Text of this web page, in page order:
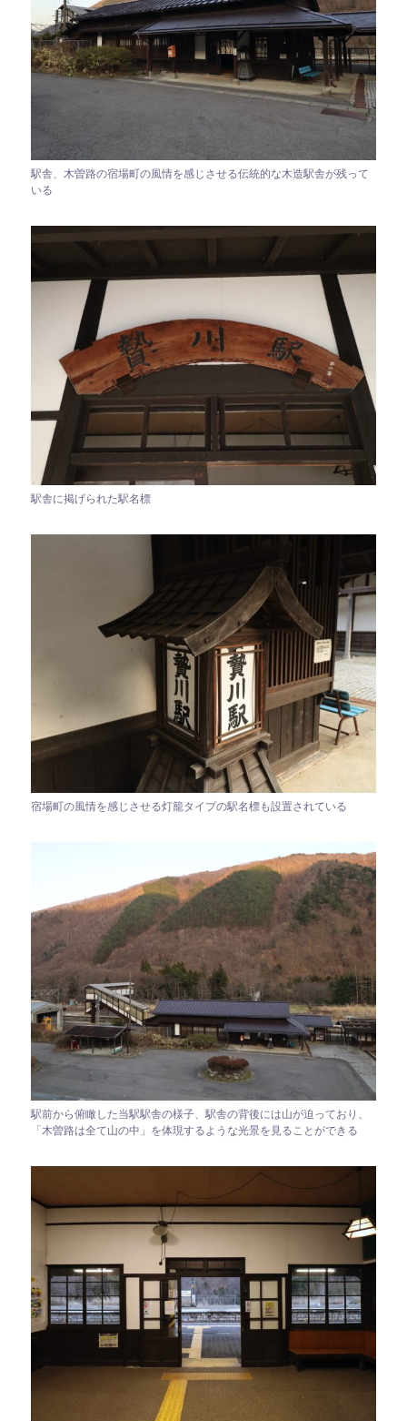
駅舎、木曽路の宿場町の風情を感じさせる伝統的な木造駅舎が残って
いる
駅舎に掲げられた駅名標
宿場町の風情を感じさせる灯籠タイプの駅名標も設置されている
駅前から俯瞰した当駅駅舎の様子、駅舎の背後には山が迫っており、
「木曽路は全て山の中」を体現するような光景を見ることができる